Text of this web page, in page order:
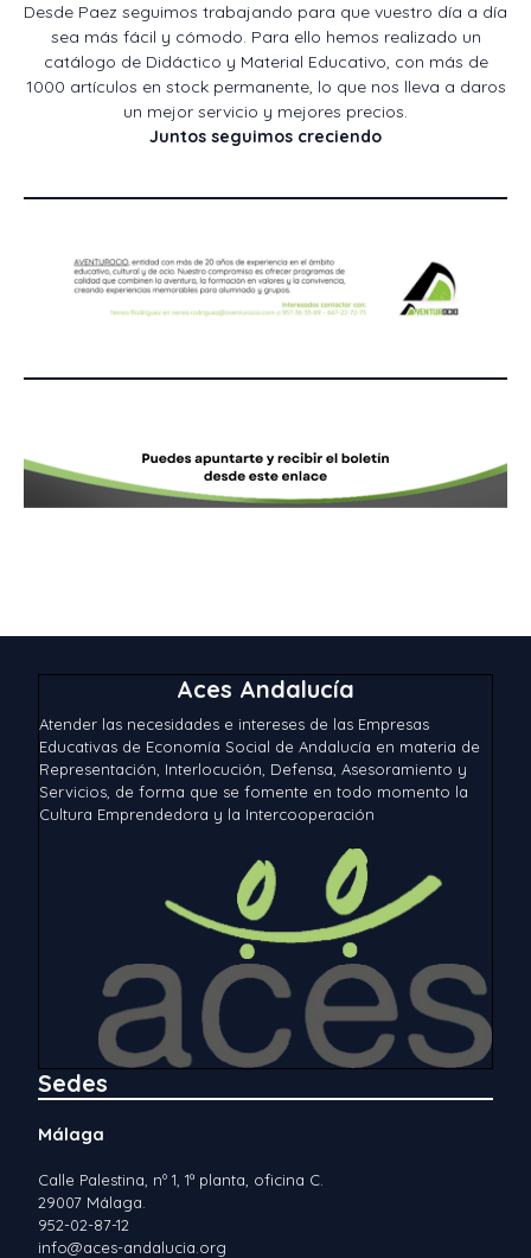
Desde Paez seguimos trabajando para que vuestro día a día
sea más fácil y cómodo. Para ello hemos realizado un
catálogo de Didáctico y Material Educativo, con más de
1000 artículos en stock permanente, lo que nos lleva a daros
un mejor servicio y mejores precios.
Juntos seguimos creciendo
Aces Andalucía
Atender las necesidades e intereses de las Empresas
Educativas de Economía Social de Andalucía en materia de
Representación, Interlocución, Defensa, Asesoramiento y
Servicios, de forma que se fomente en todo momento la
Cultura Emprendedora y la Intercooperación
Sedes
Málaga
Calle Palestina, nº 1, 1ª planta, oficina C.
29007 Málaga.
952-02-87-12
info@aces-andalucia.org